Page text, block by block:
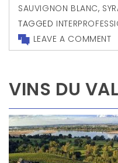
SAUVIGNON BLANC,
TAGGED
LEAVE A COMMENT
VINS DU